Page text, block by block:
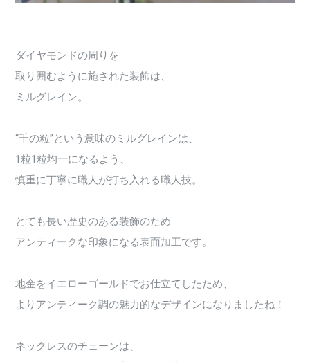
ダイヤモンドの周りを
取り囲むように施された装飾は、
ミルグレイン。
“千の粒”という意味のミルグレインは、
1粒1粒均一になるよう、
慎重に丁寧に職人が打ち入れる職人技。
とても長い歴史のある装飾のため
アンティークな印象になる表面加工です。
地金をイエローゴールドでお仕立てしたため、
よりアンティーク調の魅力的なデザインになりましたね！
ネックレスのチェーンは、